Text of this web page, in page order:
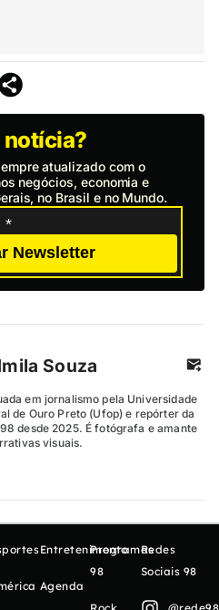
notícia?
atualizado com o
negócios, economia e
no Brasil e no Mundo.
Newsletter
Souza
em jornalismo pela Universidade
de Ouro Preto (Ufop) e repórter da
desde 2025. É fotógrafa e amante
visuais.
Entretenimento
Agenda
Programas
98
Redes
Sociais 98